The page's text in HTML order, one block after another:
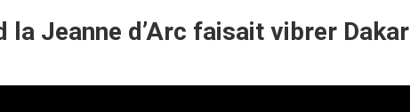
la Jeanne d’Arc faisait vibrer Dakar